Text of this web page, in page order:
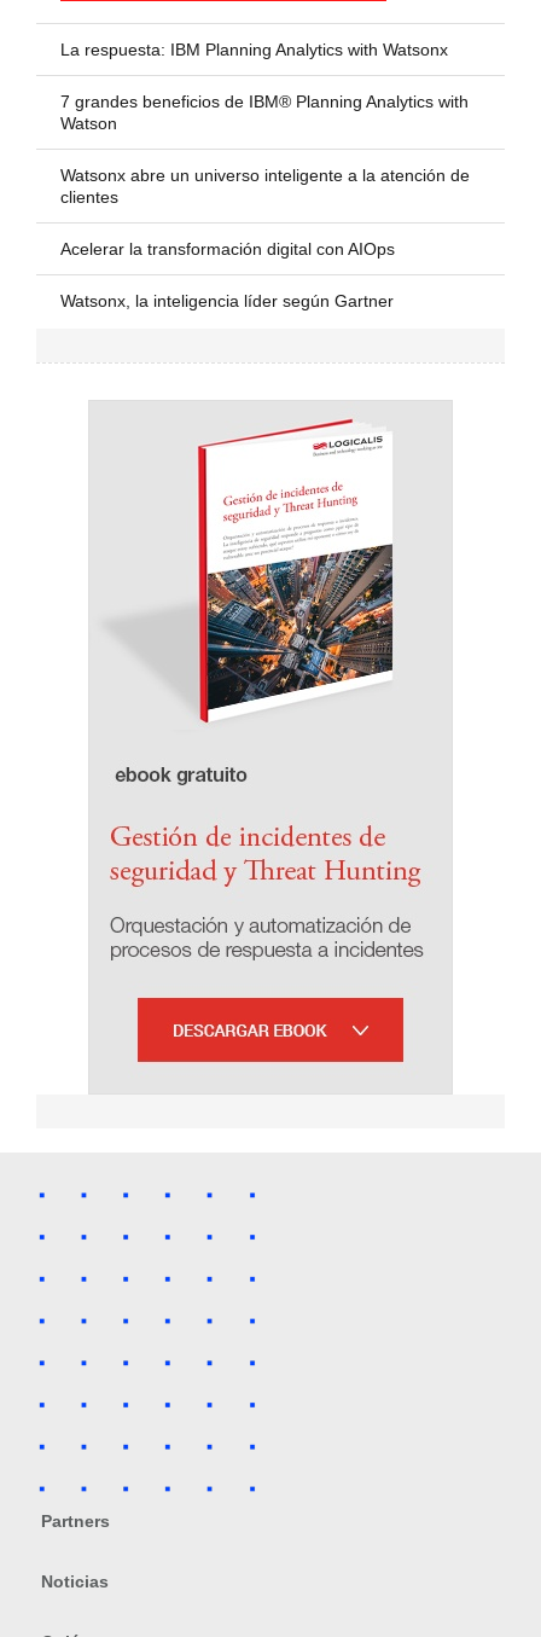
La respuesta: IBM Planning Analytics with Watsonx
7 grandes beneficios de IBM® Planning Analytics with
Watson
Watsonx abre un universo inteligente a la atención de
clientes
Acelerar la transformación digital con AIOps
Watsonx, la inteligencia líder según Gartner
Partners
Noticias